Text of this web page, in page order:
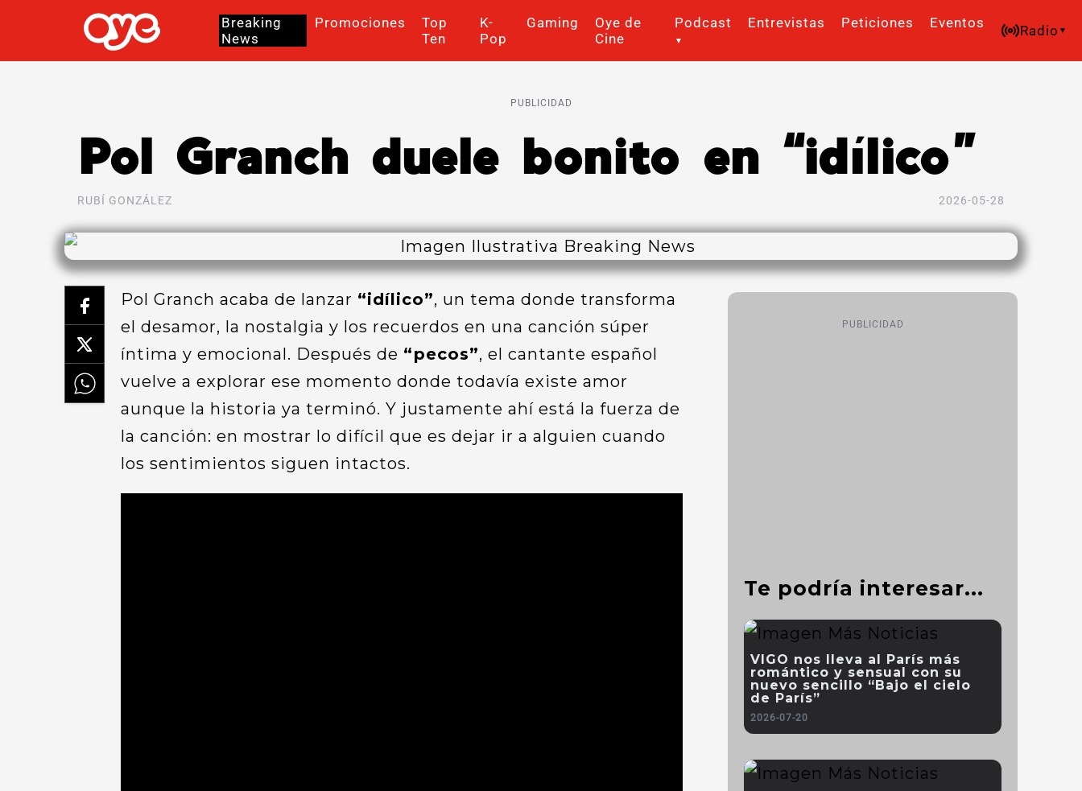
Breaking
News
Promociones
Top
Ten
K-
Pop
Gaming
Oye de
Cine
Podcast Entrevistas Peticiones Eventos Radio
PUBLICIDAD
Pol Granch duele bonito en “idílico”
RUBÍ GONZÁLEZ 2026-05-28
Pol Granch acaba de lanzar “idílico”, un tema donde transforma
el desamor, la nostalgia y los recuerdos en una canción súper
íntima y emocional. Después de “pecos”, el cantante español
vuelve a explorar ese momento donde todavía existe amor
aunque la historia ya terminó. Y justamente ahí está la fuerza de
la canción: en mostrar lo difícil que es dejar ir a alguien cuando
los sentimientos siguen intactos.
PUBLICIDAD
Te podría interesar...
VIGO nos lleva al París más
romántico y sensual con su
nuevo sencillo “Bajo el cielo
de París”
2026-07-20